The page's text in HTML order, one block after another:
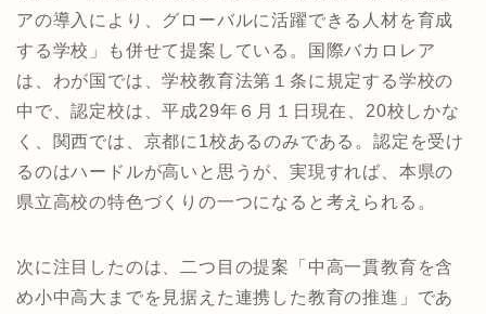
アの導入により、グローバルに活躍できる人材を育成
する学校」も併せて提案している。国際バカロレア
は、わが国では、学校教育法第１条に規定する学校の
中で、認定校は、平成29年６月１日現在、20校しかな
く、関西では、京都に1校あるのみである。認定を受け
るのはハードルが高いと思うが、実現すれば、本県の
県立高校の特色づくりの一つになると考えられる。
次に注目したのは、二つ目の提案「中高一貫教育を含
め小中高大までを見据えた連携した教育の推進」であ